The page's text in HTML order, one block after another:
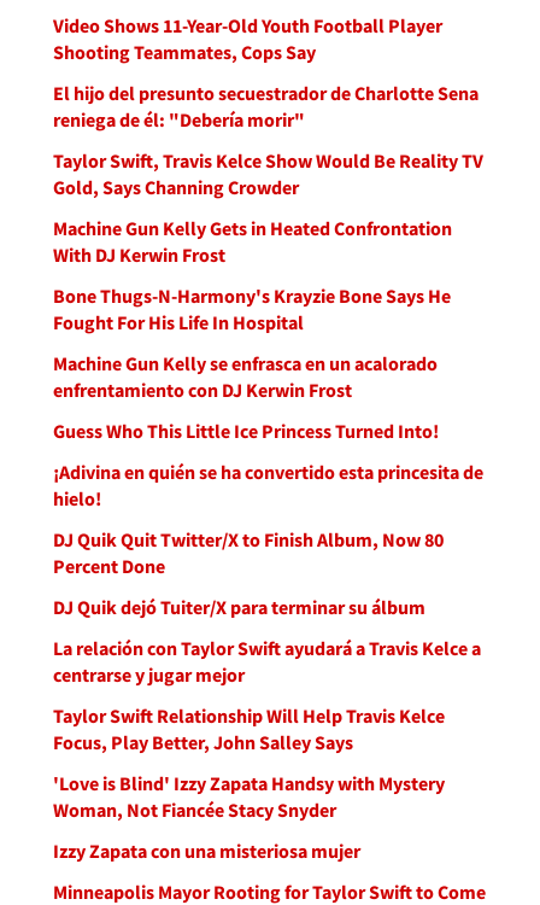
Video Shows 11-Year-Old Youth Football Player
Shooting Teammates, Cops Say
El hijo del presunto secuestrador de Charlotte Sena
reniega de él: "Debería morir"
Taylor Swift, Travis Kelce Show Would Be Reality TV
Gold, Says Channing Crowder
Machine Gun Kelly Gets in Heated Confrontation
With DJ Kerwin Frost
Bone Thugs-N-Harmony's Krayzie Bone Says He
Fought For His Life In Hospital
Machine Gun Kelly se enfrasca en un acalorado
enfrentamiento con DJ Kerwin Frost
Guess Who This Little Ice Princess Turned Into!
¡Adivina en quién se ha convertido esta princesita de
hielo!
DJ Quik Quit Twitter/X to Finish Album, Now 80
Percent Done
DJ Quik dejó Tuiter/X para terminar su álbum
La relación con Taylor Swift ayudará a Travis Kelce a
centrarse y jugar mejor
Taylor Swift Relationship Will Help Travis Kelce
Focus, Play Better, John Salley Says
'Love is Blind' Izzy Zapata Handsy with Mystery
Woman, Not Fiancée Stacy Snyder
Izzy Zapata con una misteriosa mujer
Minneapolis Mayor Rooting for Taylor Swift to Come